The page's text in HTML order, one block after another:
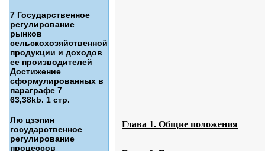
7 Государственное
регулирование
рынков
сельскохозяйственной
продукции и доходов
ее производителей
Достижение
сформулированных в
параграфе 7
63,38kb. 1 стр.
Лю цзэпин
государственное
регулирование
процессов
Глава 1. Общие положения